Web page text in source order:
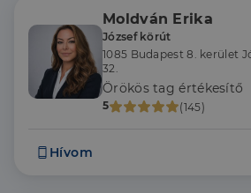
Moldván Erika
József körút
1085 Budapest 8. kerület
32.
Örökös tag értékesítő
5 (145)
Hívom